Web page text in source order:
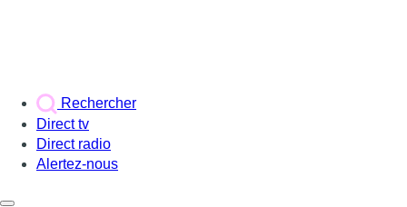
Rechercher
Direct tv
Direct radio
Alertez-nous